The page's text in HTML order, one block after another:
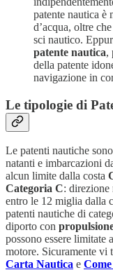
patente nautica è
d’acqua, oltre
sci nautico.
patente nautica,
della patente
navigazione in
Le tipologie di
Le patenti nautiche
natanti e imbarcazioni
alcun limite dalla costa
Categoria C: direzione
entro le 12 miglia dalla
patenti nautiche di
diporto con
possono essere limitate
motore. Sicuramente vi
Carta Nautica e